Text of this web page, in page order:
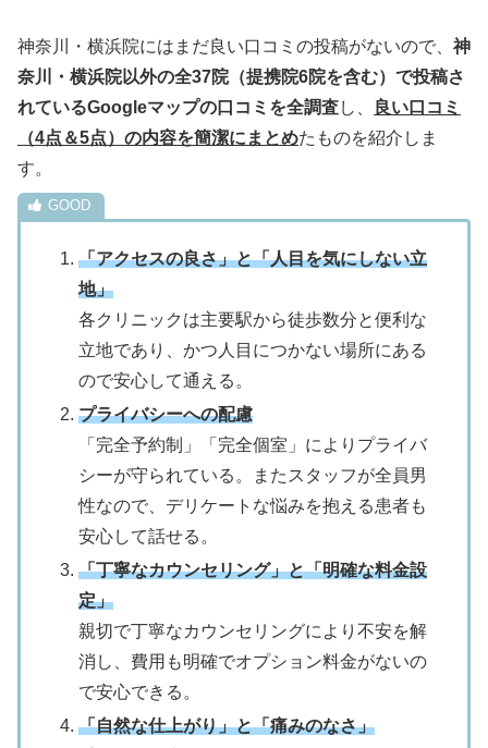
神奈川・横浜院にはまだ良い口コミの投稿がないので、 神
奈川・横浜院以外の全37院（提携院6院を含む）で投稿さ
れているGoogleマップの口コミを全調査し、
良い口コミ
（4点＆5点）の内容を簡潔にまとめたものを紹介しま
す。
「アクセスの良さ」と「人目を気にしない立
地」
各クリニックは主要駅から徒歩数分と便利な
立地であり、かつ人目につかない場所にある
ので安心して通える。
プライバシーへの配慮
「完全予約制」「完全個室」によりプライバ
シーが守られている。またスタッフが全員男
性なので、デリケートな悩みを抱える患者も
安心して話せる。
「丁寧なカウンセリング」と「明確な料金設
定」
親切で丁寧なカウンセリングにより不安を解
消し、費用も明確でオプション料金がないの
で安心できる。
「自然な仕上がり」と「痛みのなさ」